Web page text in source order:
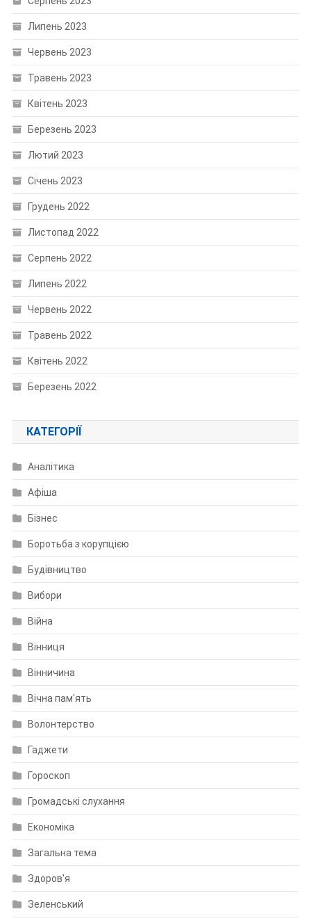
Липень 2023
Червень 2023
Травень 2023
Квітень 2023
Березень 2023
Лютий 2023
Січень 2023
Грудень 2022
Листопад 2022
Серпень 2022
Липень 2022
Червень 2022
Травень 2022
Квітень 2022
Березень 2022
КАТЕГОРІЇ
Аналітика
Афіша
Бізнес
Боротьба з корупцією
Будівництво
Вибори
Війна
Вінниця
Вінничина
Вічна пам'ять
Волонтерство
Гаджети
Гороскоп
Громадські слухання
Економіка
Загальна тема
Здоров'я
Зеленський